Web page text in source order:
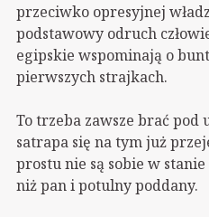
przeciwko opresyjnej
podstawowy odruch
egipskie wspominają o
pierwszych strajkach.
To trzeba zawsze brać pod
satrapa się na tym już
prostu nie są sobie w
niż pan i potulny poddany.